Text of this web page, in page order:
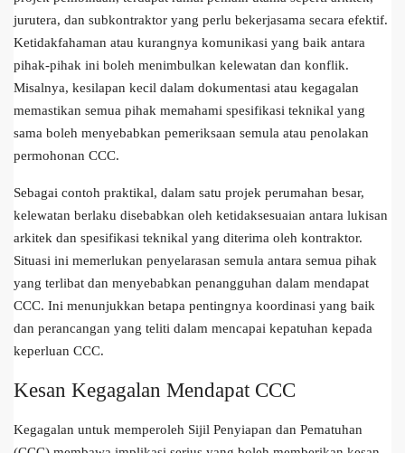
jurutera, dan subkontraktor yang perlu bekerjasama secara efektif.
Ketidakfahaman atau kurangnya komunikasi yang baik antara
pihak-pihak ini boleh menimbulkan kelewatan dan konflik.
Misalnya, kesilapan kecil dalam dokumentasi atau kegagalan
memastikan semua pihak memahami spesifikasi teknikal yang
sama boleh menyebabkan pemeriksaan semula atau penolakan
permohonan CCC.
Sebagai contoh praktikal, dalam satu projek perumahan besar,
kelewatan berlaku disebabkan oleh ketidaksesuaian antara lukisan
arkitek dan spesifikasi teknikal yang diterima oleh kontraktor.
Situasi ini memerlukan penyelarasan semula antara semua pihak
yang terlibat dan menyebabkan penangguhan dalam mendapat
CCC. Ini menunjukkan betapa pentingnya koordinasi yang baik
dan perancangan yang teliti dalam mencapai kepatuhan kepada
keperluan CCC.
Kesan Kegagalan Mendapat CCC
Kegagalan untuk memperoleh Sijil Penyiapan dan Pematuhan